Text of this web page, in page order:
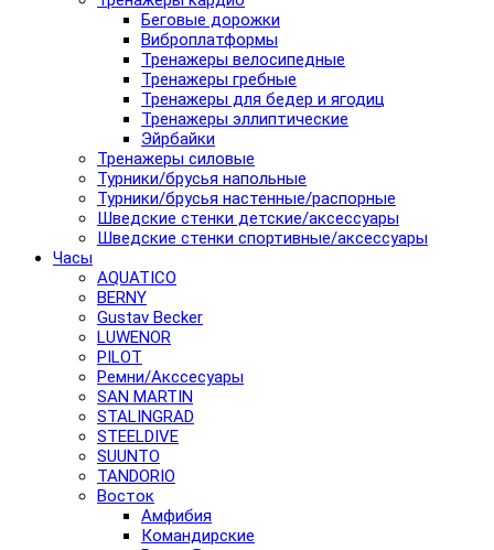
Беговые дорожки
Виброплатформы
Тренажеры велосипедные
Тренажеры гребные
Тренажеры для бедер и ягодиц
Тренажеры эллиптические
Эйрбайки
Тренажеры силовые
Турники/брусья напольные
Турники/брусья настенные/распорные
Шведские стенки детские/аксессуары
Шведские стенки спортивные/аксессуары
Часы
AQUATICO
BERNY
Gustav Becker
LUWENOR
PILOT
Pемни/Акссесуары
SAN MARTIN
STALINGRAD
STEELDIVE
SUUNTO
TANDORIO
Восток
Амфибия
Командирские